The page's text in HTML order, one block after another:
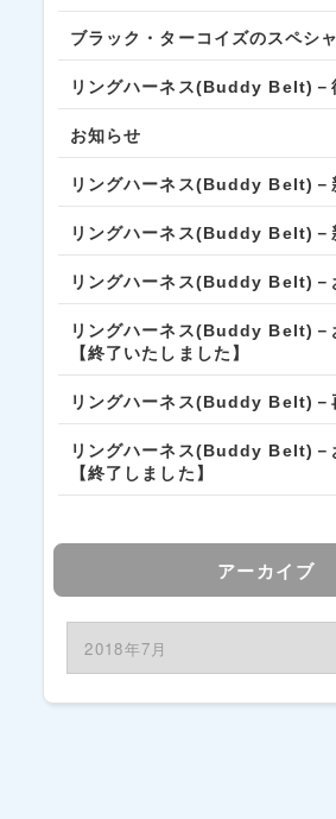
ブラック・ターコイズのスペシ
リングハーネス(Buddy Belt)－
お知らせ
リングハーネス(Buddy Belt)－
リングハーネス(Buddy Belt)－
リングハーネス(Buddy Belt)－
リングハーネス(Buddy Belt)－
【終了いたしました】
リングハーネス(Buddy Belt)－
リングハーネス(Buddy Belt)－
【終了しました】
アーカイブ